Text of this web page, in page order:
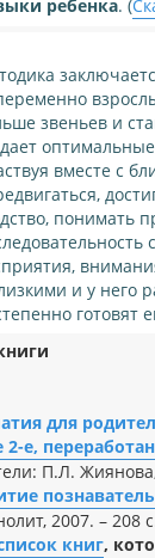
ребенка. (
звеньев и
вместе с
понимать
и у него
готовят
для
2-е,
П.Л.
2007. – 208
книг,